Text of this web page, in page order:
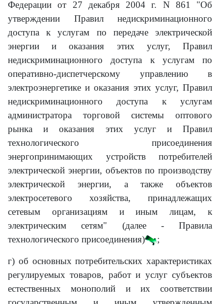
Федерации от 27 декабря 2004 г. N 861 "Об
утверждении Правил недискриминационного
доступа к услугам по передаче электрической
энергии и оказания этих услуг, Правил
недискриминационного доступа к услугам по
оперативно-диспетчерскому управлению в
электроэнергетике и оказания этих услуг, Правил
недискриминационного доступа к услугам
администратора торговой системы оптового
рынка и оказания этих услуг и Правил
технологического присоединения
энергопринимающих устройств потребителей
электрической энергии, объектов по производству
электрической энергии, а также объектов
электросетевого хозяйства, принадлежащих
сетевым организациям и иным лицам, к
электрическим сетям" (далее - Правила
технологического присоединения)
;
г) об основных потребительских характеристиках
регулируемых товаров, работ и услуг субъектов
естественных монополий и их соответствии